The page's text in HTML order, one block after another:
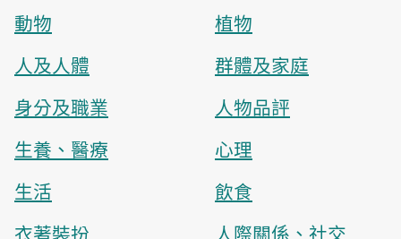
動物
植物
人及人體
群體及家庭
身分及職業
人物品評
生養、醫療
心理
生活
飲食
衣著裝扮
人際關係、社交